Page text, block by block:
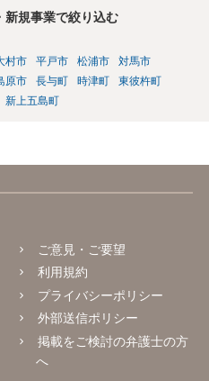
ではないため、著作権侵害となる
まい、結果として、権利者から削
で、事実上、その投稿状態が残っ
す。 こうした無断転載の件数は多
用がかかることから、全ての無断
ていないという実情があるものと
載をしていると、権利侵害の責任
利者の行動次第では責任が生じか
た無断転載は控えた方が安全かと
新規事業で絞り込む
村市 平戸市 松浦市
対馬市
原市 長与町 時津町
東彼杵町
新上五島町
ご意見・ご要望
利用規約
プライバシーポリシー
外部送信ポリシー
掲載をご検討の弁護士の方
へ